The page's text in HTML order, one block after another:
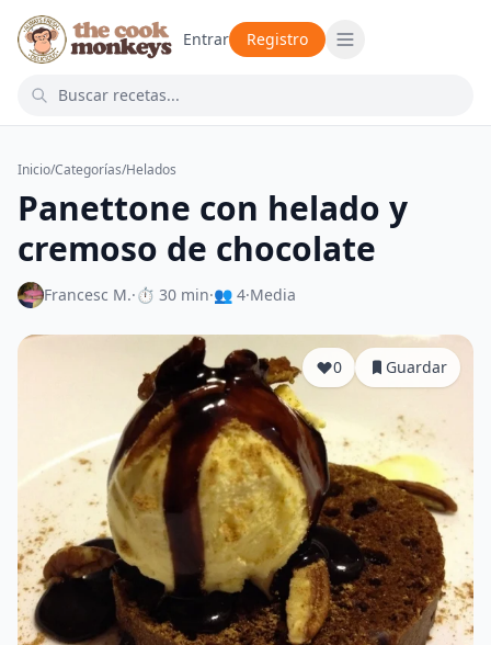
Entrar Registro
Inicio/Categorías/Helados
Panettone con helado y
cremoso de chocolate
Francesc M.·⏱ 30 min·👥 4·Media
0 Guardar